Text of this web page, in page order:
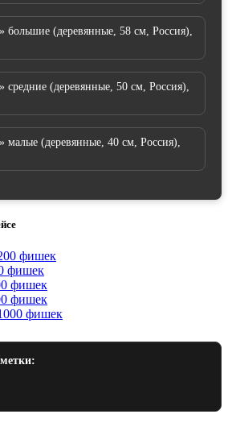
большие (деревянные, 58 см, Россия),
(деревянные, 50 см, Россия),
малые (деревянные, 40 см, Россия),
фишек
фишек
фишек
фишек
фишек